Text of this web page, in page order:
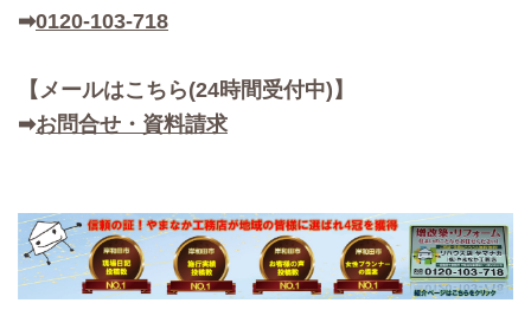
➡0120-103-718
【メールはこちら(24時間受付中)】
➡お問合せ・資料請求